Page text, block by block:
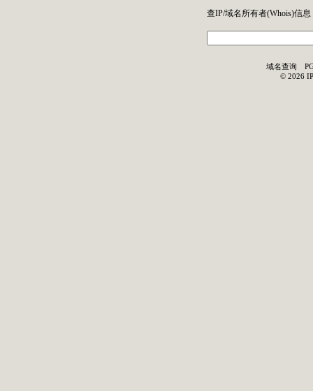
查IP/域名所有者(Whois)信息
域名查询
© 2026